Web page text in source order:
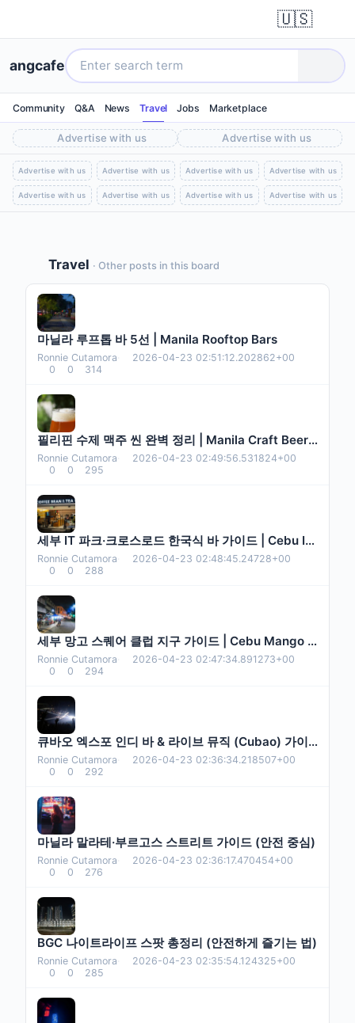
🇺🇸
angcafe
Community Q&A News Travel Jobs Marketplace
Advertise with us Advertise with us
Advertise with us Advertise with us Advertise with us Advertise with us
Advertise with us Advertise with us Advertise with us Advertise with us
Travel · Other posts in this board
마닐라 루프톱 바 5선 | Manila Rooftop Bars
Ronnie Cutamora
2026-04-23 02:51:12.202862+00
0
0 314
필리핀 수제 맥주 씬 완벽 정리 | Manila Craft Beer Guide
Ronnie Cutamora
2026-04-23 02:49:56.531824+00
0
0 295
세부 IT 파크·크로스로드 한국식 바 가이드 | Cebu IT Park & Crossroads
Ronnie Cutamora
2026-04-23 02:48:45.24728+00
0
0 288
세부 망고 스퀘어 클럽 지구 가이드 | Cebu Mango Square Nightlife
Ronnie Cutamora
2026-04-23 02:47:34.891273+00
0
0 294
큐바오 엑스포 인디 바 & 라이브 뮤직 (Cubao) 가이드
Ronnie Cutamora
2026-04-23 02:36:34.218507+00
0
0 292
마닐라 말라테·부르고스 스트리트 가이드 (안전 중심)
Ronnie Cutamora
2026-04-23 02:36:17.470454+00
0
0 276
BGC 나이트라이프 스팟 총정리 (안전하게 즐기는 법)
Ronnie Cutamora
2026-04-23 02:35:54.124325+00
0
0 285